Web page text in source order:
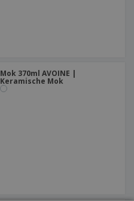
Mok 370ml AVOINE |
Keramische Mok